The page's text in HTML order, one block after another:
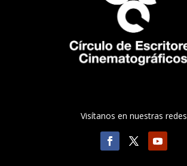
Visítanos en nuestras redes